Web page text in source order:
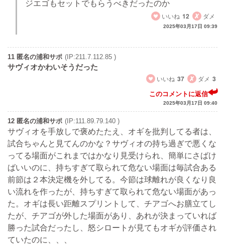
ジエゴもセットでもらうべきだったのか
いいね 12 ダメ
2025年03月17日 09:39
11 匿名の浦和サポ (IP:211.7.112.85 )
サヴィオかわいそうだった
いいね 37 ダメ 3
このコメントに返信
2025年03月17日 09:40
12 匿名の浦和サポ (IP:111.89.79.140 )
サヴィオを手放しで褒めたたえ、オギを批判してる者は、
試合ちゃんと見てんのかな？サヴィオの持ち過ぎで悪くな
ってる場面がこれまではかなり見受けられ、簡単にさばけ
ばいいのに、持ちすぎて取られて危ない場面は毎試合ある
前節は２本決定機を外してる。今節は球離れが良くなり良
い流れを作ったが、持ちすぎて取られて危ない場面があっ
た。オギは長い距離スプリントして、チアゴへお膳立てし
たが、チアゴが外した場面があり、あれが決まっていれば
勝った試合だったし、怒シロートが見てもオギが評価され
ていたのに、、、